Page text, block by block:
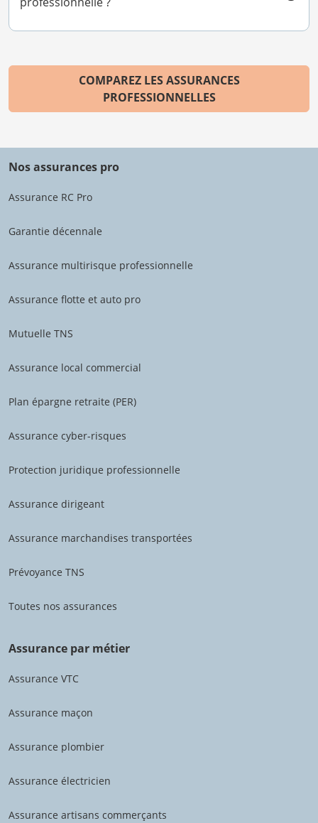
COMPAREZ LES ASSURANCES
PROFESSIONNELLES
Nos assurances pro
Assurance RC Pro
Garantie décennale
Assurance multirisque professionnelle
Assurance flotte et auto pro
Mutuelle TNS
Assurance local commercial
Plan épargne retraite (PER)
Assurance cyber-risques
Protection juridique professionnelle
Assurance dirigeant
Assurance marchandises transportées
Prévoyance TNS
Toutes nos assurances
Assurance par métier
Assurance VTC
Assurance maçon
Assurance plombier
Assurance électricien
Assurance artisans commerçants